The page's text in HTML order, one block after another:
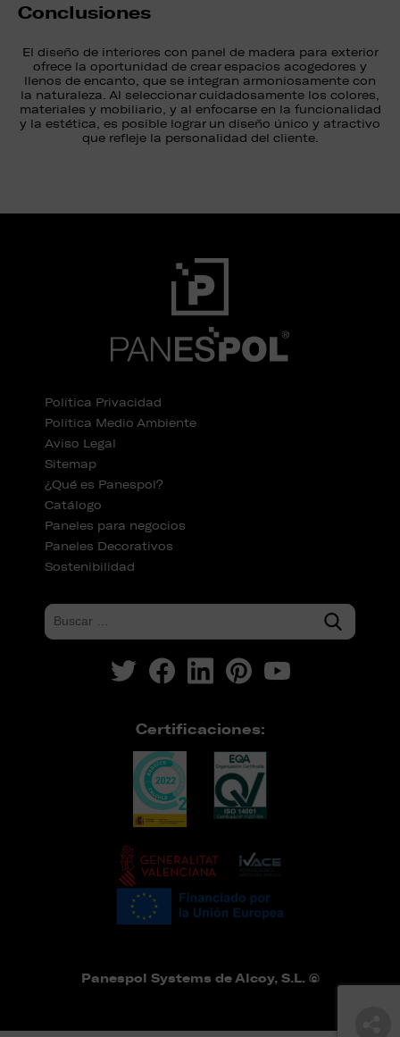
Conclusiones
El diseño de interiores con panel de madera para exterior
ofrece la oportunidad de crear espacios acogedores y
llenos de encanto, que se integran armoniosamente con
la naturaleza. Al seleccionar cuidadosamente los colores,
materiales y mobiliario, y al enfocarse en la funcionalidad
y la estética, es posible lograr un diseño único y atractivo
que refleje la personalidad del cliente.
Política Privacidad
Política Medio Ambiente
Aviso Legal
Sitemap
¿Qué es Panespol?
Catálogo
Paneles para negocios
Paneles Decorativos
Sostenibilidad
Certificaciones:
Panespol Systems de Alcoy, S.L. ©